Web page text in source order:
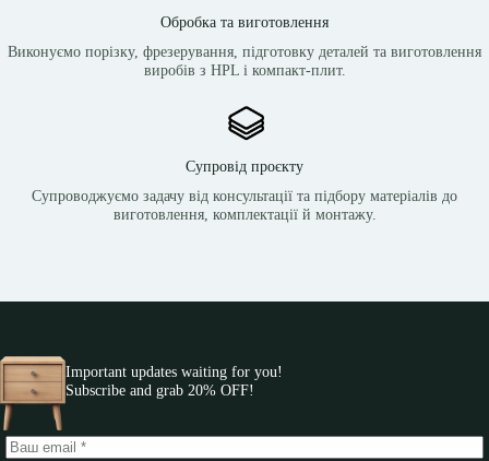
Обробка та виготовлення
Виконуємо порізку, фрезерування, підготовку деталей та виготовлення
виробів з HPL і компакт-плит.
Супровід проєкту
Супроводжуємо задачу від консультації та підбору матеріалів до
виготовлення, комплектації й монтажу.
Important updates waiting for you!
Subscribe and grab 20% OFF!